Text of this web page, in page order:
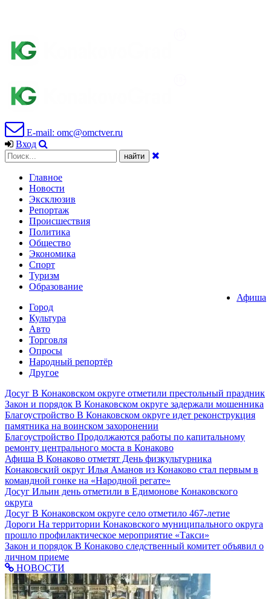
E-mail: omc@omctver.ru
Вход
Главное
Новости
Эксклюзив
Репортаж
Происшествия
Политика
Общество
Экономика
Спорт
Туризм
Образование
Афиша
Город
Культура
Авто
Торговля
Опросы
Народный репортёр
Другое
Досуг В Конаковском округе отметили престольный праздник
Закон и порядок В Конаковском округе задержали мошенника
Благоустройство В Конаковском округе идет реконструкция
памятника на воинском захоронении
Благоустройство Продолжаются работы по капитальному
ремонту центрального моста в Конаково
Афиша В Конаково отметят День физкультурника
Конаковский округ Илья Аманов из Конаково стал первым в
командной гонке на «Народной регате»
Досуг Ильин день отметили в Едимонове Конаковского
округа
Досуг В Конаковском округе село отметило 467-летие
Дороги На территории Конаковского муниципального округа
прошло профилактическое мероприятие «Такси»
Закон и порядок В Конаково следственный комитет объявил о
личном приеме
НОВОСТИ